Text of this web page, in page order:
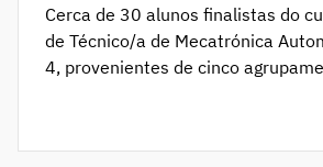
automóvel
Cerca de 30 alunos finalistas do
de Técnico/a de Mecatrónica
4, provenientes de cinco
tarefa de avaliação no âmbito do